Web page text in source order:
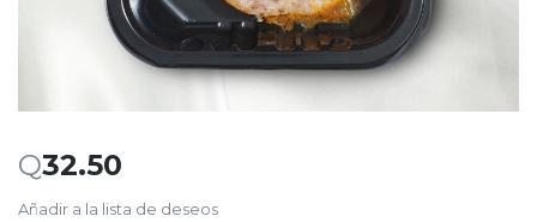
Q32.50
Añadir a la lista de deseos